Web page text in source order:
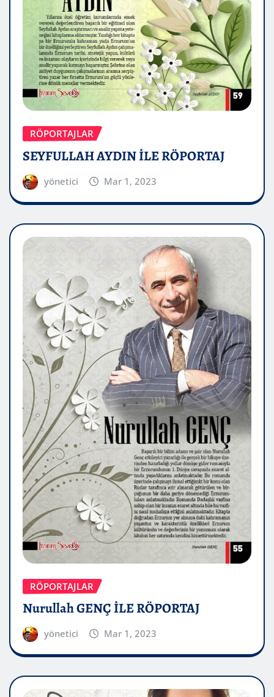
RÖPORTAJLAR
SEYFULLAH AYDIN İLE RÖPORTAJ
yönetici Mar 1, 2023
RÖPORTAJLAR
Nurullah GENÇ İLE RÖPORTAJ
yönetici Mar 1, 2023